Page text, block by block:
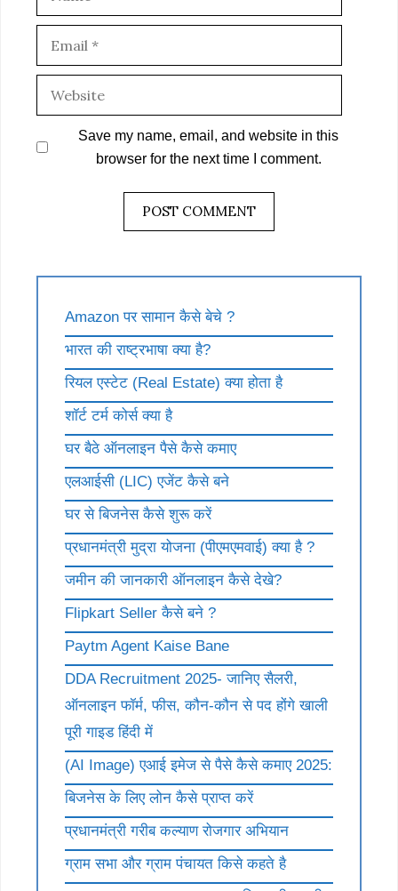
Save my name, email, and website in this
browser for the next time I comment.
Amazon पर सामान कैसे बेचे ?
भारत की राष्ट्रभाषा क्या है?
रियल एस्टेट (Real Estate) क्या होता है
शॉर्ट टर्म कोर्स क्या है
घर बैठे ऑनलाइन पैसे कैसे कमाए
एलआईसी (LIC) एजेंट कैसे बने
घर से बिजनेस कैसे शुरू करें
प्रधानमंत्री मुद्रा योजना (पीएमएमवाई) क्या है ?
जमीन की जानकारी ऑनलाइन कैसे देखे?
Flipkart Seller कैसे बने ?
Paytm Agent Kaise Bane
DDA Recruitment 2025- जानिए सैलरी,
ऑनलाइन फॉर्म, फीस, कौन-कौन से पद होंगे खाली
पूरी गाइड हिंदी में
(AI Image) एआई इमेज से पैसे कैसे कमाए 2025:
बिजनेस के लिए लोन कैसे प्राप्त करें
प्रधानमंत्री गरीब कल्याण रोजगार अभियान
ग्राम सभा और ग्राम पंचायत किसे कहते है